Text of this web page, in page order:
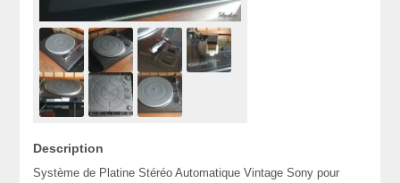
Description
Système de Platine Stéréo Automatique Vintage Sony pour